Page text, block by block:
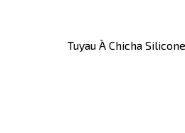
Tuyau À Chicha